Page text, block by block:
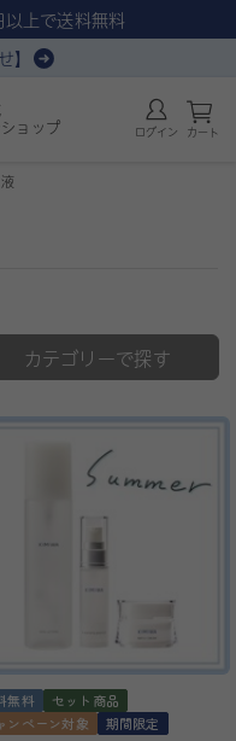
上で送料無料
】
ョップ
ログイン カート
カテゴリーで探す
無料
セット商品
ンペーン対象
期間限定